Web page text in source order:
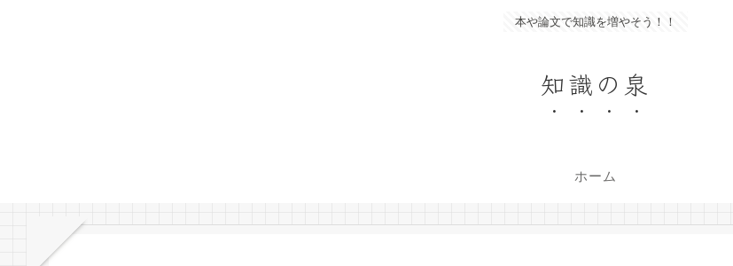
本や論文で知識を増やそう！！
知識の泉
ホーム